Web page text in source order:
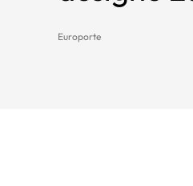
Europorte